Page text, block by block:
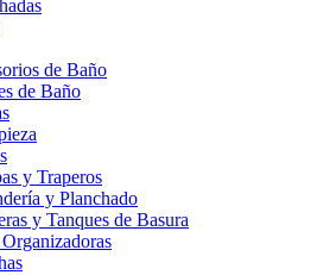
de Baño
de Baño
y Traperos
y Planchado
y Tanques de Basura